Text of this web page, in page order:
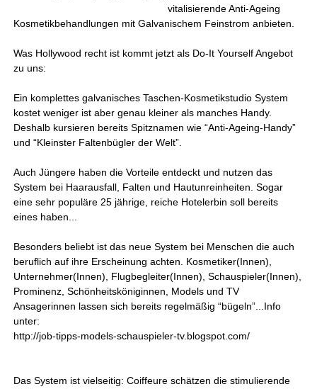
vitalisierende Anti-Ageing
Kosmetikbehandlungen mit Galvanischem Feinstrom anbieten.
Was Hollywood recht ist kommt jetzt als Do-It Yourself Angebot
zu uns:
Ein komplettes galvanisches Taschen-Kosmetikstudio System
kostet weniger ist aber genau kleiner als manches Handy.
Deshalb kursieren bereits Spitznamen wie “Anti-Ageing-Handy”
und “Kleinster Faltenbügler der Welt”.
Auch Jüngere haben die Vorteile entdeckt und nutzen das
System bei Haarausfall, Falten und Hautunreinheiten. Sogar
eine sehr populäre 25 jährige, reiche Hotelerbin soll bereits
eines haben...
Besonders beliebt ist das neue System bei Menschen die auch
beruflich auf ihre Erscheinung achten. Kosmetiker(Innen),
Unternehmer(Innen), Flugbegleiter(Innen), Schauspieler(Innen),
Prominenz, Schönheitsköniginnen, Models und TV
Ansagerinnen lassen sich bereits regelmäßig “bügeln”...Info
unter:
http://job-tipps-models-schauspieler-tv.blogspot.com/
Das System ist vielseitig: Coiffeure schätzen die stimulierende